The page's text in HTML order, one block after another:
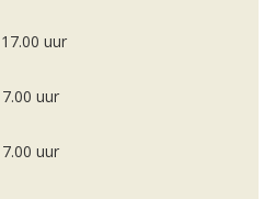
uur
uur
uur